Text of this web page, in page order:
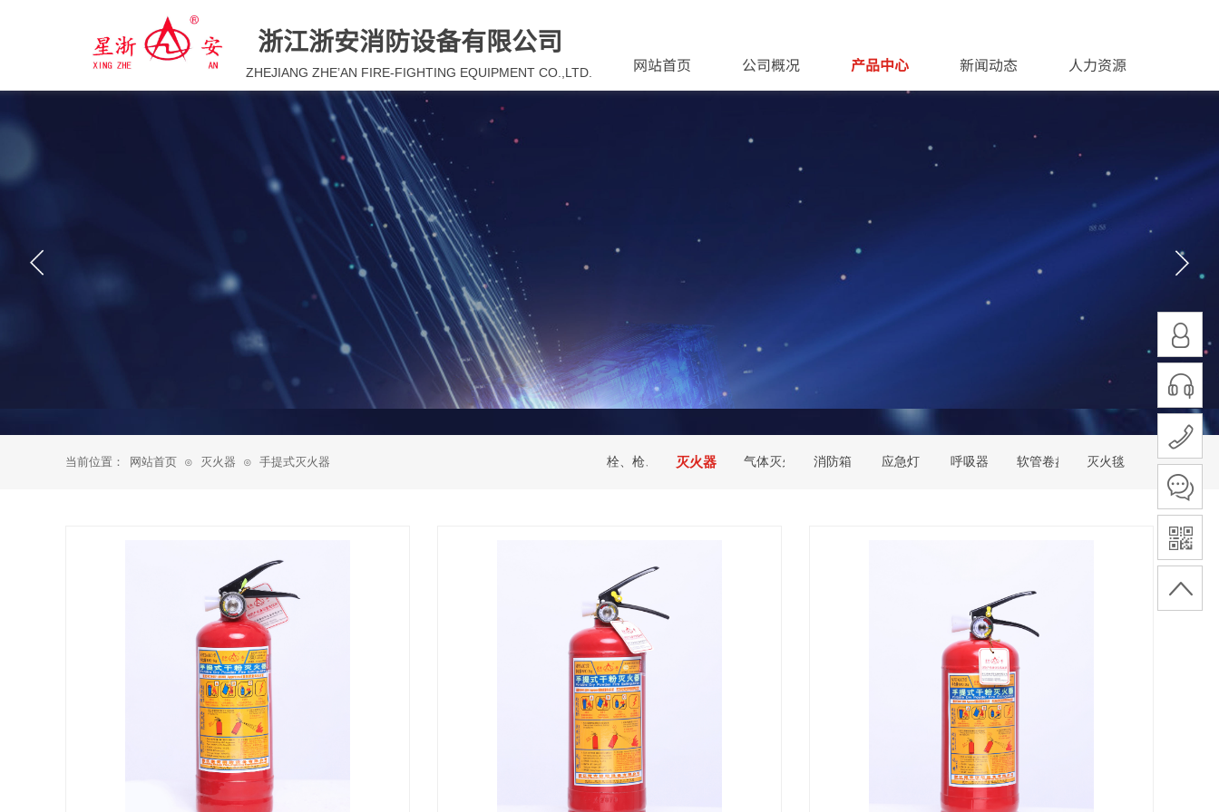
当前位置： 网站首页 ⊙ 灭火器 ⊙ 手提式灭火器 栓、枪、接口灭火器 气体灭火 消防箱 应急灯 呼吸器 软管卷盘 灭火毯
网站首页 公司概况 产品中心 新闻动态 人力资源
浙江浙安消防设备有限公司
ZHEJIANG ZHE’AN FIRE-FIGHTING EQUIPMENT CO.,LTD.